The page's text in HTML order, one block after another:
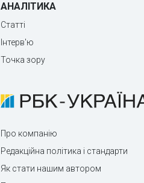
АНАЛІТИКА
Статті
Інтерв'ю
Точка зору
Про компанію
Редакційна політика і стандарти
Як стати нашим автором